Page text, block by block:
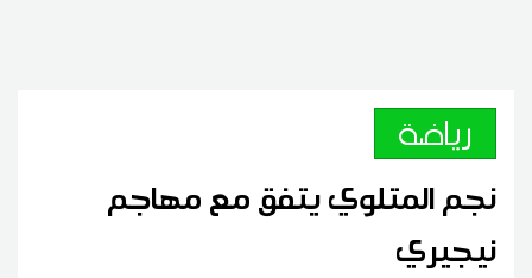
رياضة
نجم المتلوي يتفق مع مهاجم
نيجيري